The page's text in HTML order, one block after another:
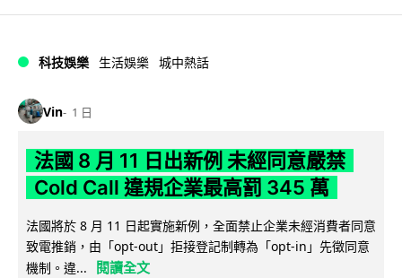
科技娛樂 生活娛樂 城中熱話
Vin 1 日
法國 8 月 11 日出新例 未經同意嚴禁
Cold Call 違規企業最高罰 345 萬
法國將於 8 月 11 日起實施新例，全面禁止企業未經消費者同意
致電推銷，由「opt-out」拒接登記制轉為「opt-in」先徵同意
機制。違...
閱讀全文